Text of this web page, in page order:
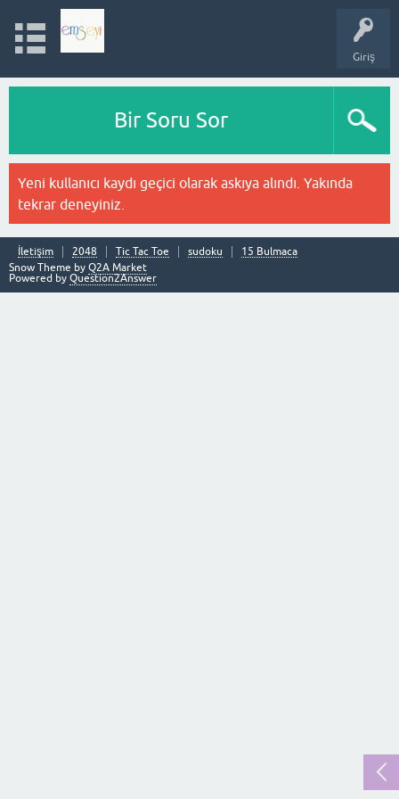
Giriş
Bir Soru Sor
Yeni kullanıcı kaydı geçici olarak askıya alındı. Yakında
tekrar deneyiniz.
İletişim 2048 Tic Tac Toe sudoku
15 Bulmaca
Snow Theme by Q2A Market
Powered by Question2Answer